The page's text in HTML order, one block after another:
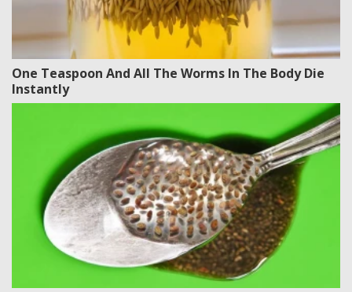
One Teaspoon And All The Worms In The Body Die
Instantly